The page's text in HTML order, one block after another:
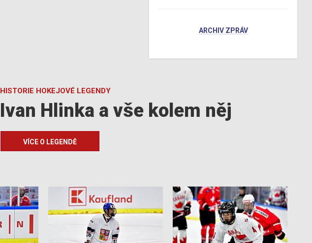
ARCHIV ZPRÁV
HISTORIE HOKEJOVÉ LEGENDY
Ivan Hlinka a vše kolem něj
VÍCE O LEGENDĚ